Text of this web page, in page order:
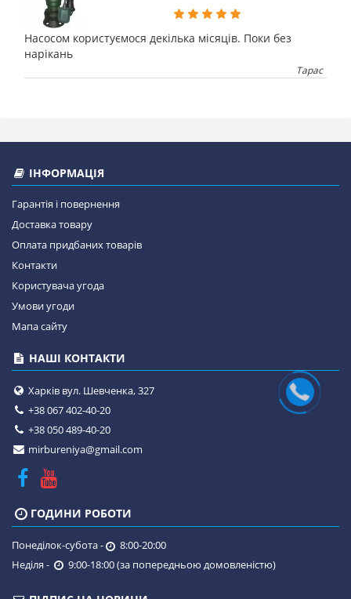
Насосом користуємося декілька місяців. Поки без
нарікань
Тарас
ІНФОРМАЦІЯ
Гарантія і повернення
Доставка товару
Оплата придбаних товарів
Контакти
Користувача угода
Умови угоди
Мапа сайту
НАШІ КОНТАКТИ
Харків вул. Шевченка, 327
+38 067 402-40-20
+38 050 489-40-20
mirbureniya@gmail.com
ГОДИНИ РОБОТИ
Понеділок-субота -
8:00-20:00
Неділя -
9:00-18:00 (за попередньою домовленістю)